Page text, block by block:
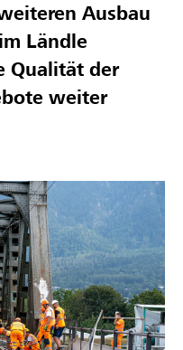
Ausbau
Ländle
Qualität der
weiter